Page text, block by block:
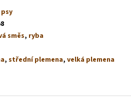
směs, ryba
, střední plemena, velká plemena